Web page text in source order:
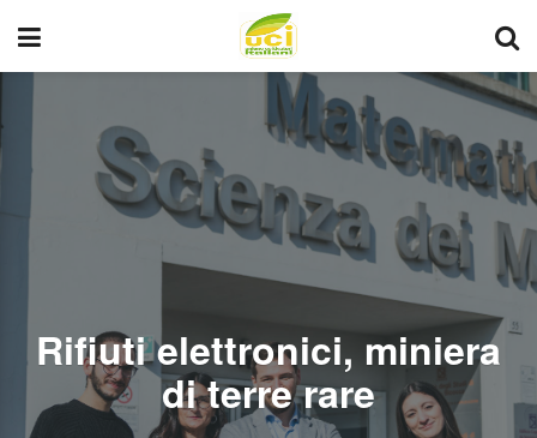
Rifiuti elettronici, miniera
di terre rare